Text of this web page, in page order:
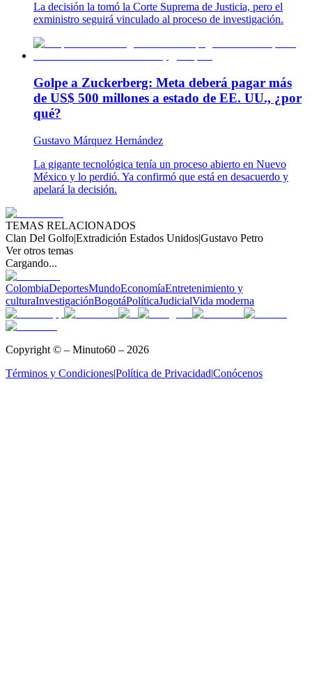
La decisión la tomó la Corte Suprema de Justicia, pero el
exministro seguirá vinculado al proceso de investigación.
Golpe a Zuckerberg: Meta deberá pagar más
de US$ 500 millones a estado de EE. UU., ¿por
qué?
Gustavo Márquez Hernández
La gigante tecnológica tenía un proceso abierto en Nuevo
México y lo perdió. Ya confirmó que está en desacuerdo y
apelará la decisión.
TEMAS RELACIONADOS
Clan Del Golfo|Extradición Estados Unidos|Gustavo Petro
Ver otros temas
Cargando...
ColombiaDeportesMundoEconomíaEntretenimiento y
culturaInvestigaciónBogotáPolíticaJudicialVida moderna
Copyright © – Minuto60 – 2026
Términos y Condiciones|Política de Privacidad|Conócenos